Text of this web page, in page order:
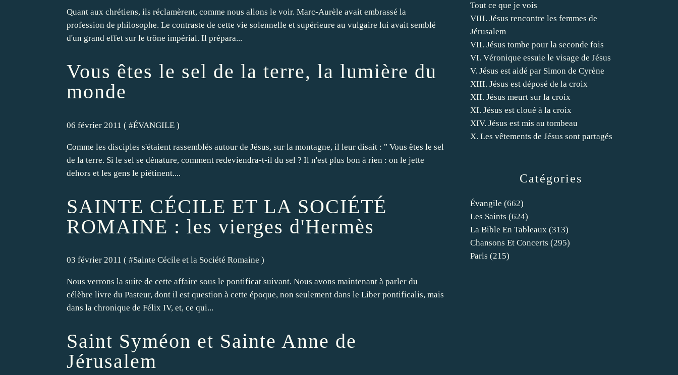
Quant aux chrétiens, ils réclamèrent, comme nous allons le voir. Marc-Aurèle avait embrassé la
profession de philosophe. Le contraste de cette vie solennelle et supérieure au vulgaire lui avait semblé
d'un grand effet sur le trône impérial. Il prépara...
Vous êtes le sel de la terre, la lumière du
monde
06 février 2011 ( #ÉVANGILE )
Comme les disciples s'étaient rassemblés autour de Jésus, sur la montagne, il leur disait : " Vous êtes le sel
de la terre. Si le sel se dénature, comment redeviendra-t-il du sel ? Il n'est plus bon à rien : on le jette
dehors et les gens le piétinent....
SAINTE CÉCILE ET LA SOCIÉTÉ
ROMAINE : les vierges d'Hermès
03 février 2011 ( #Sainte Cécile et la Société Romaine )
Nous verrons la suite de cette affaire sous le pontificat suivant. Nous avons maintenant à parler du
célèbre livre du Pasteur, dont il est question à cette époque, non seulement dans le Liber pontificalis, mais
dans la chronique de Félix IV, et, ce qui...
Saint Syméon et Sainte Anne de
Jérusalem
Catégories
Évangile (662)
Les Saints (624)
La Bible En Tableaux (313)
Chansons Et Concerts (295)
Paris (215)
Tout ce que je vois
VIII. Jésus rencontre les femmes de
Jérusalem
VII. Jésus tombe pour la seconde fois
VI. Véronique essuie le visage de Jésus
V. Jésus est aidé par Simon de Cyrène
XIII. Jésus est déposé de la croix
XII. Jésus meurt sur la croix
XI. Jésus est cloué à la croix
XIV. Jésus est mis au tombeau
X. Les vêtements de Jésus sont partagés